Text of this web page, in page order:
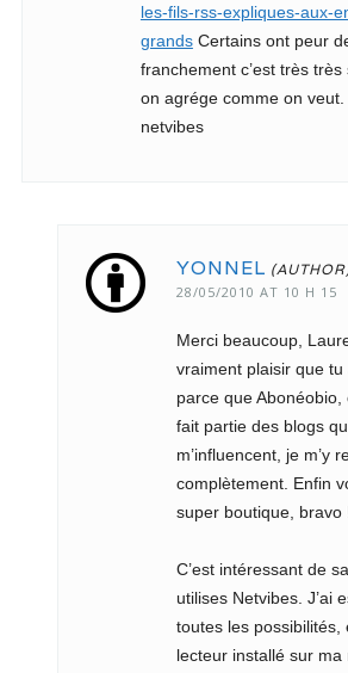
les-fils-rss-expliques-aux-
grandsCertains ont peur
franchement c’est très
on agrége comme on veut.
netvibes
YONNEL
28/05/2010 AT 10 H 15
Merci beaucoup,
vraiment plaisir que tu
parce que
fait partie des blogs
m’influencent, je m’y
complètement. Enfin
super boutique, bravo
C’est intéressant de
utilises Netvibes. J’ai
toutes les possibilités,
lecteur installé sur ma